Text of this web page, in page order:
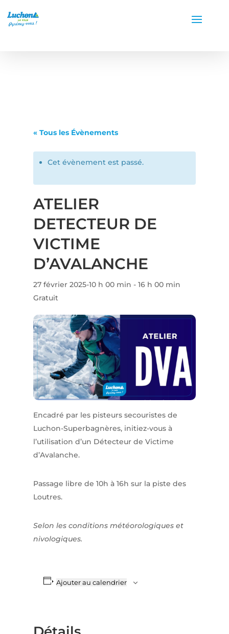
« Tous les Évènements
Cet évènement est passé.
ATELIER
DETECTEUR DE
VICTIME
D’AVALANCHE
27 février 2025-10 h 00 min - 16 h 00 min
Gratuit
Encadré par les pisteurs secouristes de
Luchon-Superbagnères, initiez-vous à
l’utilisation d’un Détecteur de Victime
d’Avalanche.
Passage libre de 10h à 16h sur la piste des
Loutres.
Selon les conditions météorologiques et
nivologiques.
Ajouter au calendrier